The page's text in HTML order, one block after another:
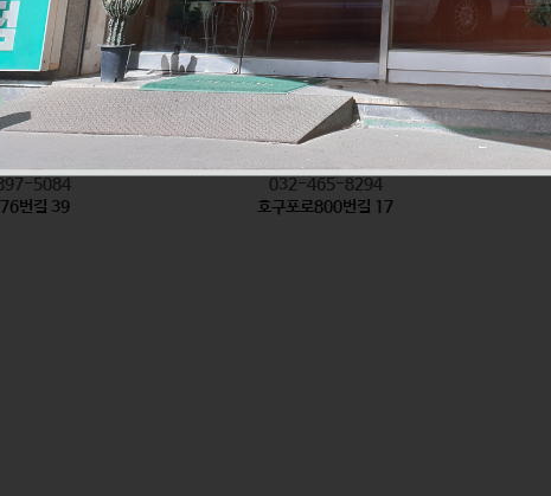
트앞반찬
5084
번길 39
착한탕국
032-465-8294
호구포로800번길 17